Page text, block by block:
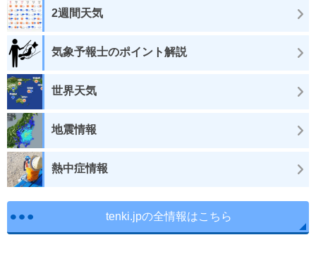
2週間天気
気象予報士のポイント解説
世界天気
地震情報
熱中症情報
tenki.jpの全情報はこちら